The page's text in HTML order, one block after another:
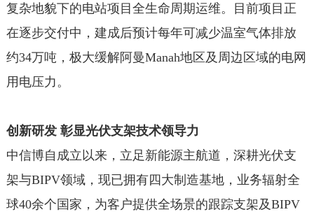
复杂地貌下的电站项目全生命周期运维。目前项目正
在逐步交付中，建成后预计每年可减少温室气体排放
约34万吨，极大缓解阿曼Manah地区及周边区域的电网
用电压力。
创新研发 彰显光伏支架技术领导力
中信博自成立以来，立足新能源主航道，深耕光伏支
架与BIPV领域，现已拥有四大制造基地，业务辐射全
球40余个国家，为客户提供全场景的跟踪支架及BIPV